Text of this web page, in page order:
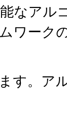
なアル
ワーク
す。ア